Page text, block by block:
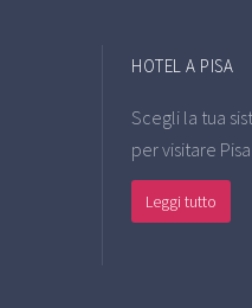
HOTEL A PISA
Scegli la tua
per visitare Pisa
Leggi tutto